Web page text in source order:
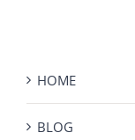
HOME
BLOG